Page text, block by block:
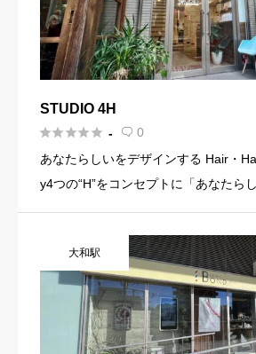
STUDIO 4H
 -  0
あなたらしいをデザインする Hair・
y4つの“H”をコンセプトに「あなたら
UDIO 4H 理容師歴：6年 […]
大和駅